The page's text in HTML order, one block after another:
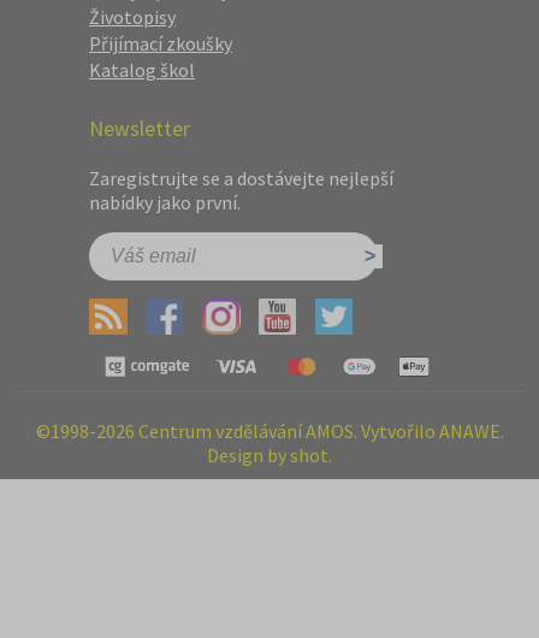
Životopisy
Přijímací zkoušky
Katalog škol
Newsletter
Zaregistrujte se a dostávejte nejlepší
nabídky jako první.
©1998-2026 Centrum vzdělávání AMOS. Vytvořilo ANAWE.
Design by shot.